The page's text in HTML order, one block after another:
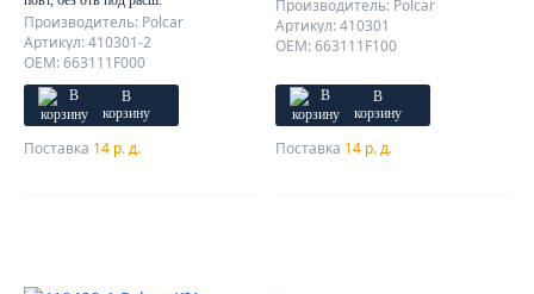
Производитель: Polcar
Артикул: 410301-2
OEM: 663111F000
В
корзину
Поставка 14 р. д.
Производитель: Polcar
Артикул: 410301
OEM: 663111F100
В
корзину
Поставка 14 р. д.